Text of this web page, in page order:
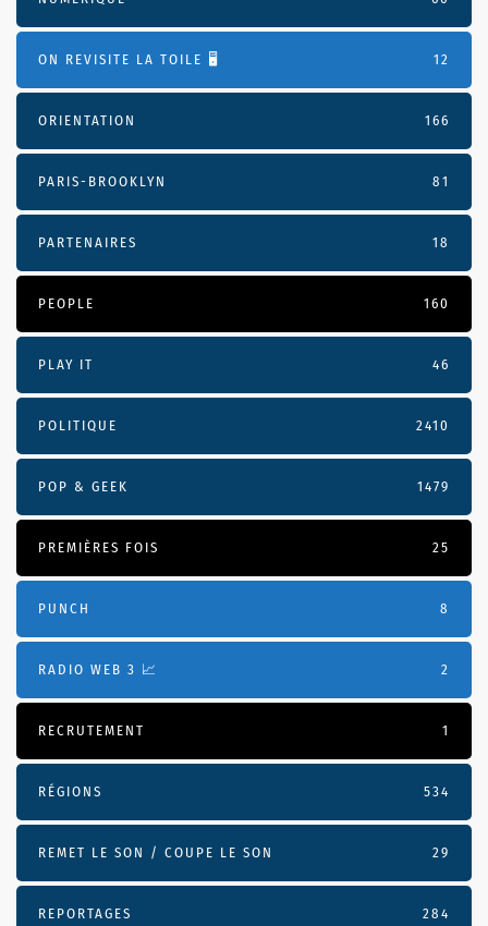
ON REVISITE LA TOILE 🖥️ 12
ORIENTATION 166
PARIS-BROOKLYN 81
PARTENAIRES 18
PEOPLE 160
PLAY IT 46
POLITIQUE 2410
POP & GEEK 1479
PREMIÈRES FOIS 25
PUNCH 8
RADIO WEB 3 📈 2
RECRUTEMENT 1
RÉGIONS 534
REMET LE SON / COUPE LE SON 29
REPORTAGES 284